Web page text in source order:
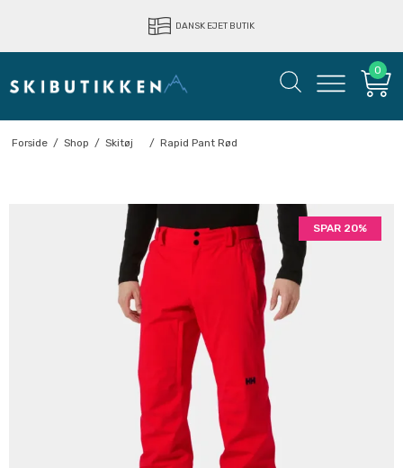
DANSK EJET BUTIK
LYNHURTIG LEVERING
0
Forside / Shop / Skitøj / Rapid Pant Rød
SPAR 20%